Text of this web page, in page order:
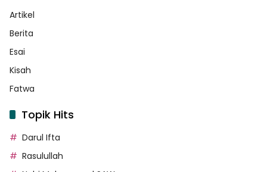
Artikel
Berita
Esai
Kisah
Fatwa
Topik Hits
Darul Ifta
Rasulullah